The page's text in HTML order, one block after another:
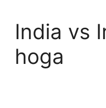
India vs
hoga